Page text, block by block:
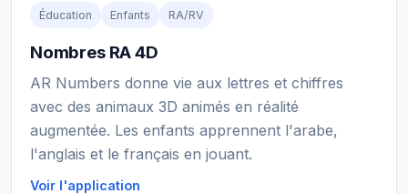
Éducation Enfants RA/RV
Nombres RA 4D
AR Numbers donne vie aux lettres et chiffres
avec des animaux 3D animés en réalité
augmentée. Les enfants apprennent l'arabe,
l'anglais et le français en jouant.
Voir l'application